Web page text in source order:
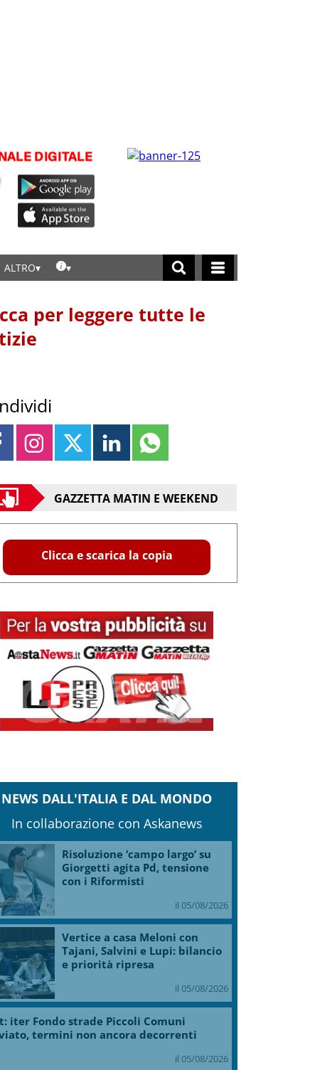
ALTRO
per leggere tutte le
GAZZETTA MATIN E WEEKEND
Clicca e scarica la copia